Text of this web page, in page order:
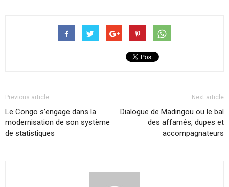
Previous article
Le Congo s’engage dans la
modernisation de son système
de statistiques
Next article
Dialogue de Madingou ou le bal
des affamés, dupes et
accompagnateurs